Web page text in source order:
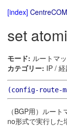
[index]
set
モード: ルートマ
カテゴリー: IP / 経
(config-route-
（BGP用）ルー
no形式で実行し